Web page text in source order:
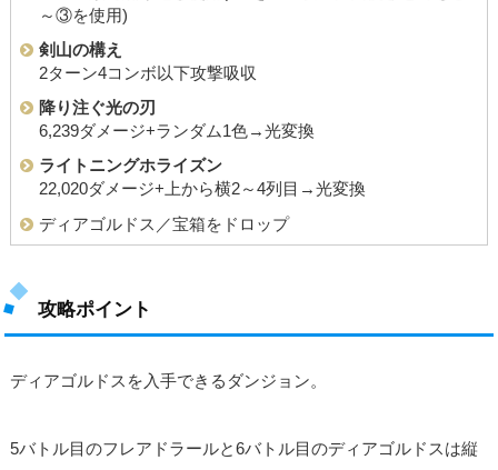
～③を使用)
剣山の構え
2ターン4コンボ以下攻撃吸収
降り注ぐ光の刃
6,239ダメージ+ランダム1色→光変換
ライトニングホライズン
22,020ダメージ+上から横2～4列目→光変換
ディアゴルドス／宝箱をドロップ
攻略ポイント
ディアゴルドスを入手できるダンジョン。
5バトル目のフレアドラールと6バトル目のディアゴルドスは縦